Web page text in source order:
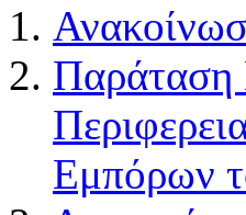
Παράταση
Εμπόρων